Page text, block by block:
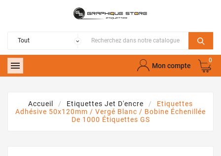
 Mon compte
0
Accueil Etiquettes Jet D'encre
Etiquettes
Adhésive 50x120mm / Vergé Blanc / Bobine Échenillée
De 1000 Étiquettes GS